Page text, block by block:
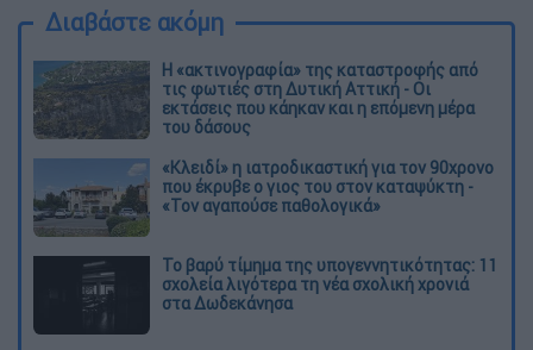
Διαβάστε ακόμη
Η «ακτινογραφία» της καταστροφής από
τις φωτιές στη Δυτική Αττική - Οι
εκτάσεις που κάηκαν και η επόμενη μέρα
του δάσους
«Κλειδί» η ιατροδικαστική για τον 90χρονο
που έκρυβε ο γιος του στον καταψύκτη -
«Τον αγαπούσε παθολογικά»
Το βαρύ τίμημα της υπογεννητικότητας: 11
σχολεία λιγότερα τη νέα σχολική χρονιά
στα Δωδεκάνησα